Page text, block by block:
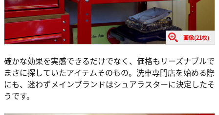
画像(21枚)
確かな効果を実感できるだけでなく、価格もリーズナブルで
まさに探していたアイテムそのもの。洗車専門店を始める際
にも、迷わずメインブランドはシュアラスターに決定したそ
うです。